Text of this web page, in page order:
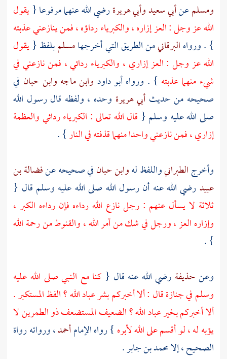
ومسلمعنأبي سعيدوأبي هريرةرضي الله عنهما مرفوعا {يقول
الله عز وجل : العز إزاره ، والكبرياء رداؤه ، فمن ينازعني عذبته
} . ورواهالبرقانيمن الطريق التي أخرجهامسلمبلفظ {يقول
الله عز وجل : العز إزاري ، والكبرياء ردائي ، فمن نازعني في
شيء منهما عذبته } . ورواهأبو داود وابن ماجه وابن حبان في
صحيحه من حديث أبي هريرة وحده ، ولفظه قال رسول الله
صلى الله عليه وسلم { قال الله تعالى : الكبرياء ردائي والعظمة
إزاري ، فمن نازعني واحدا منهما قذفته في النار} .
وأخرجالطبرانيواللفظ لهوابن حبانفي صحيحه عنفضالة بن
عبيدرضي الله عنه أن رسول الله صلى الله عليه وسلم قال {
ثلاثة لا يسأل عنهم : رجل نازع الله رداءه فإن رداءه الكبر ،
وإزاره العز ، ورجل في شك من أمر الله ، والقنوط من رحمة الله
} .
وعن حذيفة رضي الله عنه قال { كنا مع النبي صلى الله عليه
وسلم في جنازة قال : ألا أخبركم بشر عباد الله ؟ الفظ المستكبر .
ألا أخبركم بخير عباد الله ؟ الضعيف المستضعف ذو الطمرين لا
يؤبه له ، لو أقسم على الله لأبره } رواه الإمامأحمد، ورواته رواة
الصحيح ، إلامحمد بن جابر.